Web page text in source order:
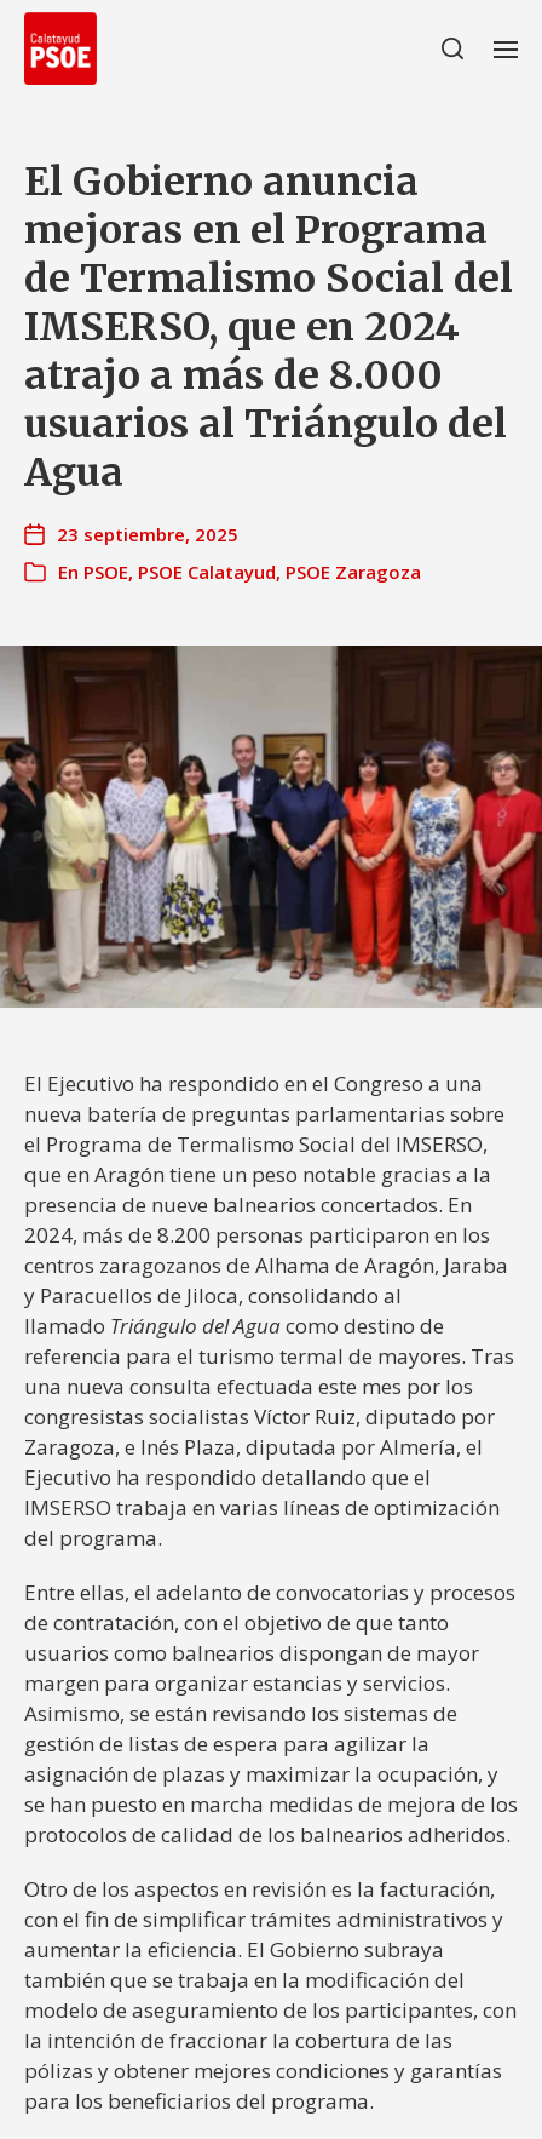
El Gobierno anuncia
mejoras en el Programa
de Termalismo Social del
IMSERSO, que en 2024
atrajo a más de 8.000
usuarios al Triángulo del
Agua
23 septiembre, 2025
En PSOE, PSOE Calatayud, PSOE Zaragoza
El Ejecutivo ha respondido en el Congreso a una
nueva batería de preguntas parlamentarias sobre
el Programa de Termalismo Social del IMSERSO,
que en Aragón tiene un peso notable gracias a la
presencia de nueve balnearios concertados. En
2024, más de 8.200 personas participaron en los
centros zaragozanos de Alhama de Aragón, Jaraba
y Paracuellos de Jiloca, consolidando al
llamado Triángulo del Aguacomo destino de
referencia para el turismo termal de mayores. Tras
una nueva consulta efectuada este mes por los
congresistas socialistas Víctor Ruiz, diputado por
Zaragoza, e Inés Plaza, diputada por Almería, el
Ejecutivo ha respondido detallando que el
IMSERSO trabaja en varias líneas de optimización
del programa.
Entre ellas, el adelanto de convocatorias y procesos
de contratación, con el objetivo de que tanto
usuarios como balnearios dispongan de mayor
margen para organizar estancias y servicios.
Asimismo, se están revisando los sistemas de
gestión de listas de espera para agilizar la
asignación de plazas y maximizar la ocupación, y
se han puesto en marcha medidas de mejora de los
protocolos de calidad de los balnearios adheridos.
Otro de los aspectos en revisión es la facturación,
con el fin de simplificar trámites administrativos y
aumentar la eficiencia. El Gobierno subraya
también que se trabaja en la modificación del
modelo de aseguramiento de los participantes, con
la intención de fraccionar la cobertura de las
pólizas y obtener mejores condiciones y garantías
para los beneficiarios del programa.